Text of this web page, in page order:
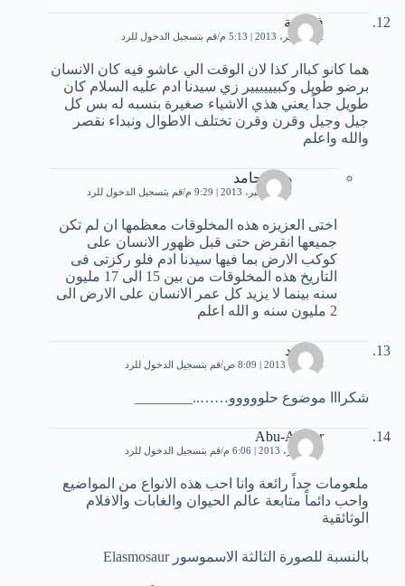
فاطمة
12 سبتمبر، 2013 | 5:13 م قم بتسجيل الدخول للرد
هما كانو كباار كذا لان الوقت الي عاشو فيه كان الانسان
برضو طويل وكبيييييير زي سيدنا ادم عليه السلام كان
طويل جداً يعني هذي الاشياء صغيرة بنسبه له بس كل
جيل وجيل وقرن وقرن تختلف الاطوال ونبداء نقصر
والله واعلم
هيثم حامد
25 ديسمبر، 2013 | 9:29 م قم بتسجيل الدخول للرد
اختى العزيزه هذه المخلوقات معظمها ان لم تكن
جميعها انقرض حتى قبل ظهور الانسان على
كوكب الارض بما فيها سيدنا ادم فلو ركزتى فى
التاريخ هذه المخلوقات من بين 15 الى 17 مليون
سنه بينما لا يزيد كل عمر الانسان على الارض الى
2 مليون سنه و الله اعلم
محمود
4 أكتوبر، 2013 | 8:09 ص قم بتسجيل الدخول للرد
شكرااا موضوع حلووووو……..________
Abu-Ameer
30 أكتوبر، 2013 | 6:06 م قم بتسجيل الدخول للرد
ملعومات جداً رائعة وانا احب هذه الانواع من المواضيع
واحب دائماً متابعة عالم الحيوان والغابات والافلام
الوثائقية
بالنسبة للصورة الثالثة الاسموسور Elasmosaur